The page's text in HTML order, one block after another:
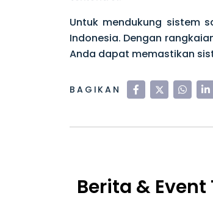
Untuk mendukung sistem
Indonesia. Dengan
Anda dapat memastikan
BAGIKAN
Berita &